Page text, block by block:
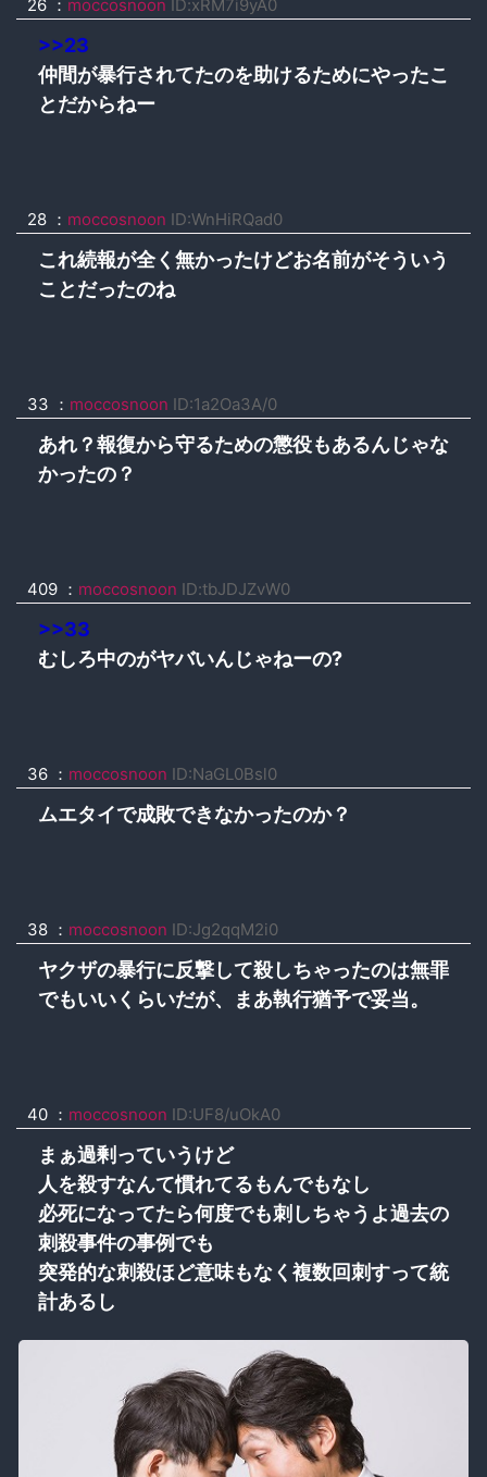
26 ： moccosnoon ID:xRM7i9yA0
>>23
仲間が暴行されてたのを助けるためにやったこ
とだからねー
28 ： moccosnoon ID:WnHiRQad0
これ続報が全く無かったけどお名前がそういう
ことだったのね
33 ： moccosnoon ID:1a2Oa3A/0
あれ？報復から守るための懲役もあるんじゃな
かったの？
409 ： moccosnoon ID:tbJDJZvW0
>>33
むしろ中のがヤバいんじゃねーの?
36 ： moccosnoon ID:NaGL0Bsl0
ムエタイで成敗できなかったのか？
38 ： moccosnoon ID:Jg2qqM2i0
ヤクザの暴行に反撃して殺しちゃったのは無罪
でもいいくらいだが、まあ執行猶予で妥当。
40 ： moccosnoon ID:UF8/uOkA0
まぁ過剰っていうけど
人を殺すなんて慣れてるもんでもなし
必死になってたら何度でも刺しちゃうよ過去の
刺殺事件の事例でも
突発的な刺殺ほど意味もなく複数回刺すって統
計あるし